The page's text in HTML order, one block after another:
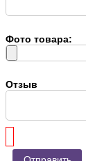
Фото товара:
Отзыв